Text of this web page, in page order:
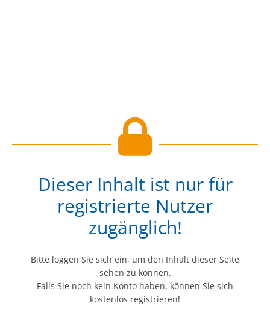
Dieser Inhalt ist nur für
registrierte Nutzer
zugänglich!
Bitte loggen Sie sich ein, um den Inhalt dieser Seite
sehen zu können.
Falls Sie noch kein Konto haben, können Sie sich
kostenlos registrieren!